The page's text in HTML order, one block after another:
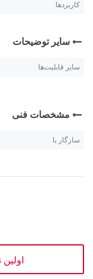
کاربردها
سایر توضیحات
سایر قابلیت‌ها
مشخصات فنی
سازگار با